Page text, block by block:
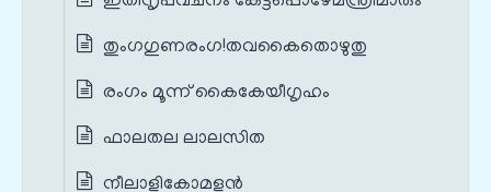
തുംഗഗുണരംഗ!തവകൈതൊഴുതു
രംഗം മൂന്ന് കൈകേയീഗൃഹം
ഫാലതല ലാലസിത
നീലാളികോമളന്‍